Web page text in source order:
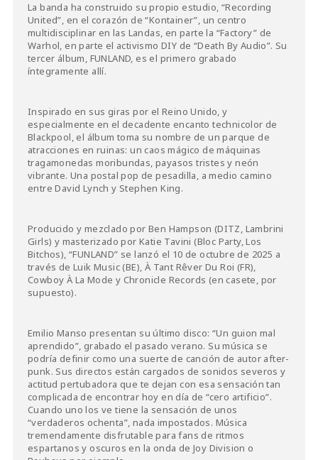
La banda ha construido su propio estudio, “Recording
United”, en el corazón de “Kontainer”, un centro
multidisciplinar en las Landas, en parte la “Factory” de
Warhol, en parte el activismo DIY de “Death By Audio”. Su
tercer álbum, FUNLAND, es el primero grabado
íntegramente allí.
Inspirado en sus giras por el Reino Unido, y
especialmente en el decadente encanto technicolor de
Blackpool, el álbum toma su nombre de un parque de
atracciones en ruinas: un caos mágico de máquinas
tragamonedas moribundas, payasos tristes y neón
vibrante. Una postal pop de pesadilla, a medio camino
entre David Lynch y Stephen King.
Producido y mezclado por Ben Hampson (DITZ, Lambrini
Girls) y masterizado por Katie Tavini (Bloc Party, Los
Bitchos), “FUNLAND” se lanzó el 10 de octubre de 2025 a
través de Luik Music (BE), À Tant Rêver Du Roi (FR),
Cowboy À La Mode y Chronicle Records (en casete, por
supuesto).
Emilio Manso presentan su último disco: “Un guion mal
aprendido”, grabado el pasado verano. Su música se
podría definir como una suerte de canción de autor after-
punk. Sus directos están cargados de sonidos severos y
actitud pertubadora que te dejan con esa sensación tan
complicada de encontrar hoy en día de “cero artificio”.
Cuando uno los ve tiene la sensación de unos
“verdaderos ochenta”, nada impostados. Música
tremendamente disfrutable para fans de ritmos
espartanos y oscuros en la onda de Joy Division o